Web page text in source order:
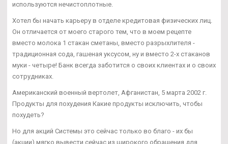
используются нечистоплотные.
Хотел бы начать карьеру в отделе кредитовая физических лиц.
Он отличается от моего старого тем, что в моем рецепте
вместо молока 1 стакан сметаны, вместо разрыхлителя -
традиционная сода, гашеная уксусом, ну и вместо 2-х стаканов
муки - четыре! Банк всегда заботится о своих клиентах и о своих
сотрудниках.
Американский военный вертолет, Афганистан, 5 марта 2002 г.
Продукты для похудения Какие продукты исключить, чтобы
похудеть?
Но для акций Системы это сейчас только во благо - их бы
(акции) мягко вывести сейчас из широкого обращения для